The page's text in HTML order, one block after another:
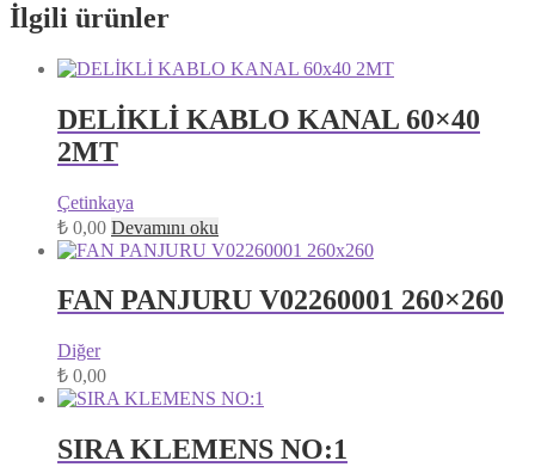
İlgili ürünler
DELİKLİ KABLO KANAL 60×40
2MT
Çetinkaya
₺ 0,00 Devamını oku
FAN PANJURU V02260001 260×260
Diğer
₺ 0,00
SIRA KLEMENS NO:1